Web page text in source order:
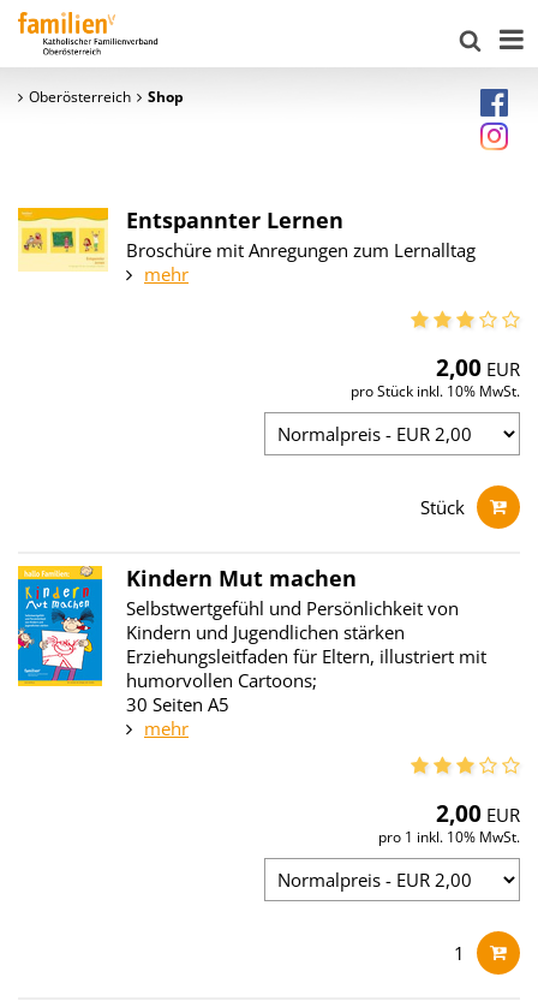
Oberösterreich Shop
Entspannter Lernen
Broschüre mit Anregungen zum Lernalltag
mehr
2,00 EUR
pro Stück inkl. 10% MwSt.
Stück
Kindern Mut machen
Selbstwertgefühl und Persönlichkeit von
Kindern und Jugendlichen stärken
Erziehungsleitfaden für Eltern, illustriert mit
humorvollen Cartoons;
30 Seiten A5
mehr
2,00 EUR
pro 1 inkl. 10% MwSt.
1